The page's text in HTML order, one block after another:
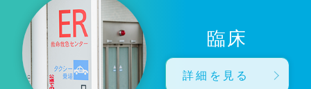
臨床
詳細を見る